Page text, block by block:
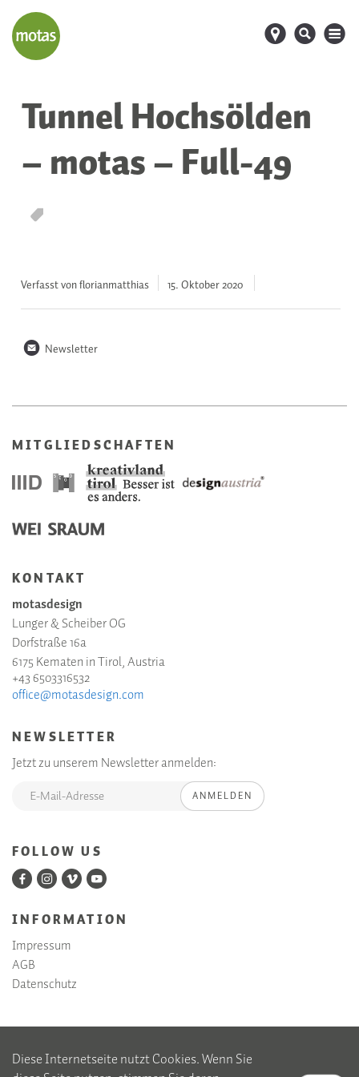
d s M
Tunnel Hochsölden
– motas – Full-49
T
Verfasst von florianmatthias 15. Oktober2020
n Newsletter
MITGLIEDSCHAFTEN
KONTAKT
motasdesign
Lunger & Scheiber OG
Dorfstraße 16a
6175 Kematen in Tirol, Austria
+43 6503316532
office@motasdesign.com
NEWSLETTER
Jetzt zu unserem Newsletter anmelden:
ANMELDEN
FOLLOW US
INFORMATION
Impressum
AGB
Datenschutz
Diese Internetseite nutzt Cookies. Wenn Sie